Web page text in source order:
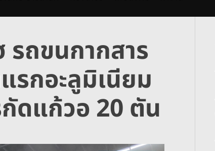
ง
า
ว
รถขนกากสาร
รกอะลูมิเนียม
ดแก้วอ 20 ตัน